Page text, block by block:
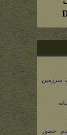
سرزمین
حضور